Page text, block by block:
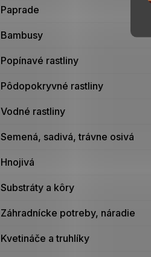
Paprade
Bambusy
Popínavé rastliny
Pôdopokryvné rastliny
Vodné rastliny
Semená, sadivá, trávne osivá
Hnojivá
Substráty a kôry
Záhradnícke potreby, náradie
Kvetináče a truhlíky